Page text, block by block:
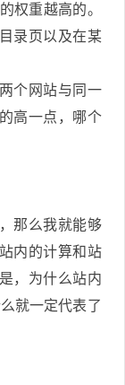
权重越高的。
录页以及在某
个网站与同一
高一点，哪个
那么我就能够
内的计算和站
，为什么站内
就一定代表了